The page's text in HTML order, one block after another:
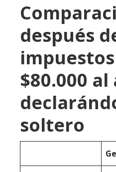
después
$80.000 al
soltero